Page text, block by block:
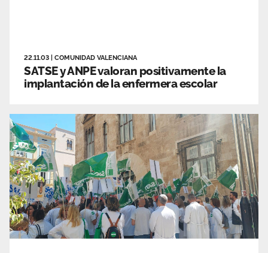
22.11.03 COMUNIDAD VALENCIANA
SATSE y ANPE valoran positivamente la
implantación de la enfermera escolar